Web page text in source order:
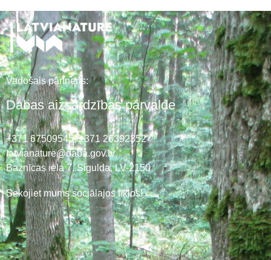
Vadošais partneris:
Dabas aizsardzības pārvalde
+371 67509545,+371 26392352
latvianature@daba.gov.lv
Baznīcas iela 7, Sigulda, LV-2150
Sekojiet mums sociālajos tīklos!